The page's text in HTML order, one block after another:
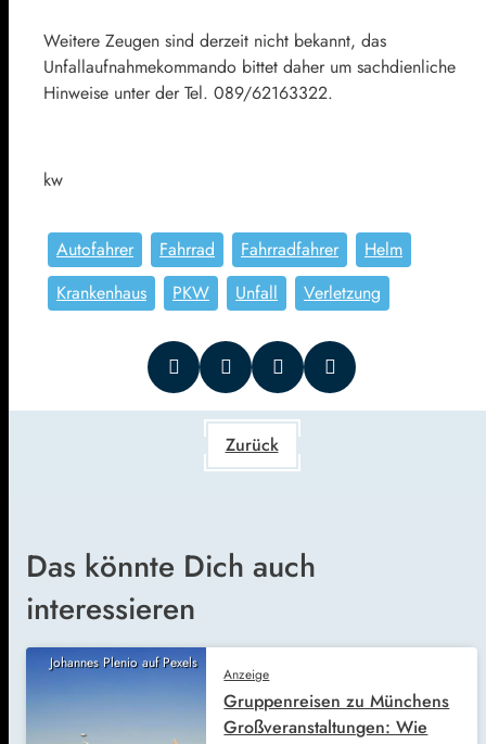
Weitere Zeugen sind derzeit nicht bekannt, das
Unfallaufnahmekommando bittet daher um sachdienliche
Hinweise unter der Tel. 089/62163322.
kw
Autofahrer Fahrrad Fahrradfahrer
Helm
Krankenhaus
PKW Unfall Verletzung
Zurück
Das könnte Dich auch
interessieren
Johannes Plenio auf Pexels
Anzeige
Gruppenreisen zu Münchens
Großveranstaltungen: Wie